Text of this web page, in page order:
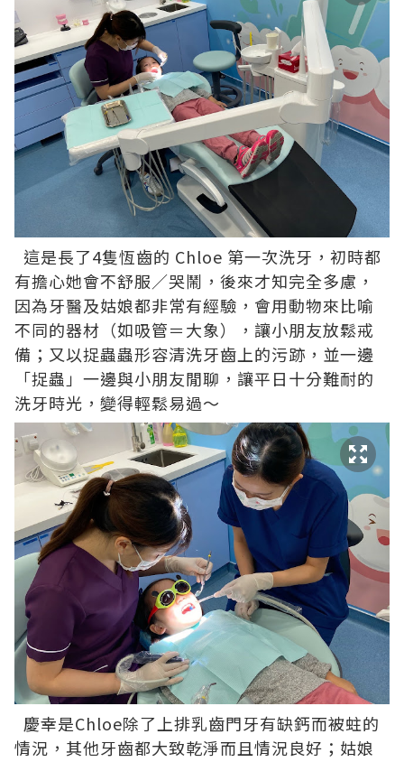
這是長了4隻恆齒的 Chloe 第一次洗牙，初時都
有擔心她會不舒服／哭鬧，後來才知完全多慮，
因為牙醫及姑娘都非常有經驗，會用動物來比喻
不同的器材（如吸管＝大象），讓小朋友放鬆戒
備；又以捉蟲蟲形容清洗牙齒上的污跡，並一邊
「捉蟲」一邊與小朋友閒聊，讓平日十分難耐的
洗牙時光，變得輕鬆易過～
慶幸是Chloe除了上排乳齒門牙有缺鈣而被蛀的
情況，其他牙齒都大致乾淨而且情況良好；姑娘